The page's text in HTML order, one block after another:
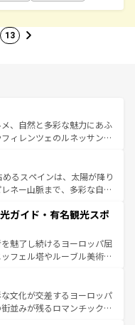
13
、自然と多彩な魅力にあふ
ィレンツェのルネッサンス
風景やアマルフィ海岸の絶
。観光の合間には、本場の
リア料理を堪能することも
られない旅をしてみよう！
るスペインは、太陽が降り
ネー山脈まで、多彩な自然
的なフラメンコ、熱気あふ
スが生活の一部となってい
た雰囲気や、バルセロナの
では古代ローマ遺跡や中世
が異なるスペインはその個
訪れる人を魅了する。 なお、新着のスペイン情報は コ
。
ガイド・有名観光スポ
魅了し続けるヨーロッパ屈
フェル塔やルーブル美術館
。華麗な宮殿、歴史的な大
かな自然が、訪れる者を心
は美食の国としても知ら
文化が交差するヨーロッパ
並みが残るロマンチック街